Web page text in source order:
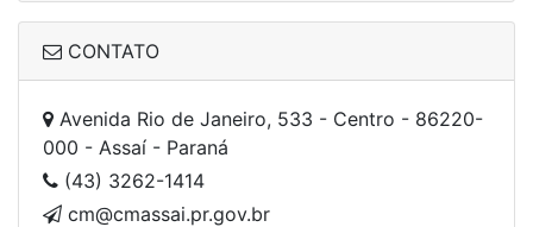
CONTATO
Avenida Rio de Janeiro, 533 - Centro - 86220-
000 - Assaí - Paraná
(43) 3262-1414
cm@cmassai.pr.gov.br